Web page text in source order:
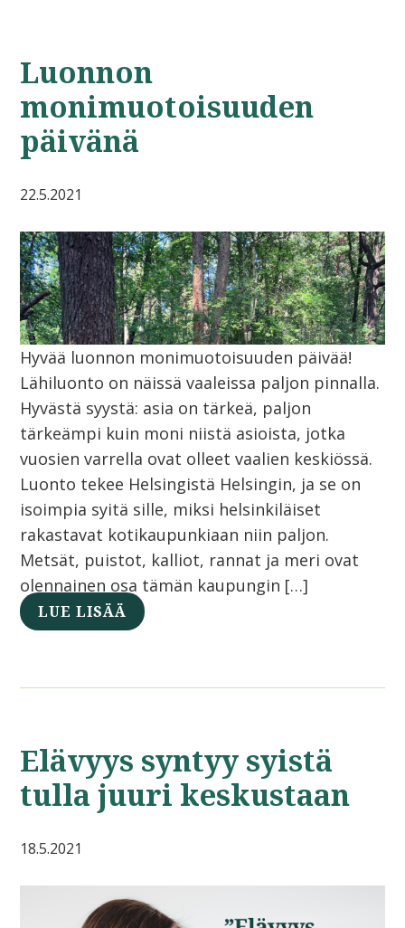
Luonnon
monimuotoisuuden
päivänä
22.5.2021
Hyvää luonnon monimuotoisuuden päivää!
Lähiluonto on näissä vaaleissa paljon pinnalla.
Hyvästä syystä: asia on tärkeä, paljon
tärkeämpi kuin moni niistä asioista, jotka
vuosien varrella ovat olleet vaalien keskiössä.
Luonto tekee Helsingistä Helsingin, ja se on
isoimpia syitä sille, miksi helsinkiläiset
rakastavat kotikaupunkiaan niin paljon.
Metsät, puistot, kalliot, rannat ja meri ovat
olennainen osa tämän kaupungin […]
LUE LISÄÄ
Elävyys syntyy syistä
tulla juuri keskustaan
18.5.2021